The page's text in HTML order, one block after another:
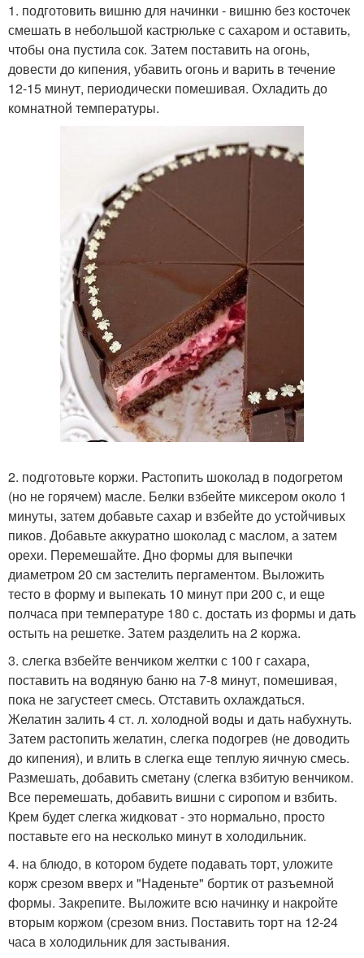
1. подготовить вишню для начинки - вишню без косточек
смешать в небольшой кастрюльке с сахаром и оставить,
чтобы она пустила сок. Затем поставить на огонь,
довести до кипения, убавить огонь и варить в течение
12-15 минут, периодически помешивая. Охладить до
комнатной температуры.
2. подготовьте коржи. Растопить шоколад в подогретом
(но не горячем) масле. Белки взбейте миксером около 1
минуты, затем добавьте сахар и взбейте до устойчивых
пиков. Добавьте аккуратно шоколад с маслом, а затем
орехи. Перемешайте. Дно формы для выпечки
диаметром 20 см застелить пергаментом. Выложить
тесто в форму и выпекать 10 минут при 200 с, и еще
полчаса при температуре 180 с. достать из формы и дать
остыть на решетке. Затем разделить на 2 коржа.
3. слегка взбейте венчиком желтки с 100 г сахара,
поставить на водяную баню на 7-8 минут, помешивая,
пока не загустеет смесь. Отставить охлаждаться.
Желатин залить 4 ст. л. холодной воды и дать набухнуть.
Затем растопить желатин, слегка подогрев (не доводить
до кипения), и влить в слегка еще теплую яичную смесь.
Размешать, добавить сметану (слегка взбитую венчиком.
Все перемешать, добавить вишни с сиропом и взбить.
Крем будет слегка жидковат - это нормально, просто
поставьте его на несколько минут в холодильник.
4. на блюдо, в котором будете подавать торт, уложите
корж срезом вверх и "Наденьте" бортик от разъемной
формы. Закрепите. Выложите всю начинку и накройте
вторым коржом (срезом вниз. Поставить торт на 12-24
часа в холодильник для застывания.